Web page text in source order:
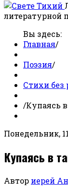
литературной
Вы здесь:
Главная/
Поэзия/
Стихи без
/Купаясь
Понедельник,
Купаясь в
Автор иерей